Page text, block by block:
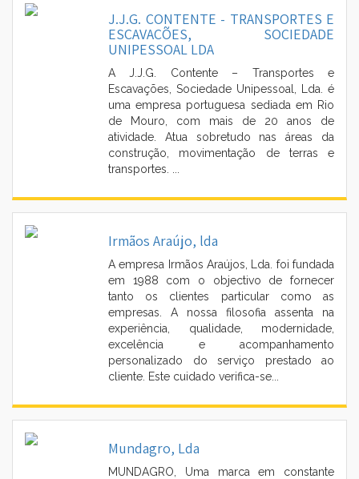
J.J.G. CONTENTE - TRANSPORTES E
ESCAVAÇÕES, SOCIEDADE
UNIPESSOAL LDA
A J.J.G. Contente – Transportes e
Escavações, Sociedade Unipessoal, Lda. é
uma empresa portuguesa sediada em Rio
de Mouro, com mais de 20 anos de
atividade. Atua sobretudo nas áreas da
construção, movimentação de terras e
transportes. ...
Irmãos Araújo, lda
A empresa Irmãos Araújos, Lda. foi fundada
em 1988 com o objectivo de fornecer
tanto os clientes particular como as
empresas. A nossa filosofia assenta na
experiência, qualidade, modernidade,
excelência e acompanhamento
personalizado do serviço prestado ao
cliente. Este cuidado verifica-se...
Mundagro, Lda
MUNDAGRO, Uma marca em constante